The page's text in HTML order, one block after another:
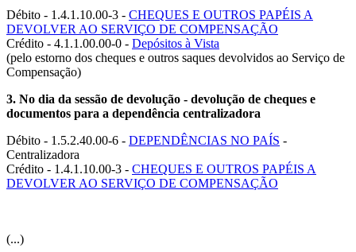
Débito - 1.4.1.10.00-3 - CHEQUES E OUTROS PAPÉIS A
DEVOLVER AO SERVIÇO DE COMPENSAÇÃO
Crédito - 4.1.1.00.00-0 - Depósitos à Vista
(pelo estorno dos cheques e outros saques devolvidos ao Serviço de
Compensação)
3. No dia da sessão de devolução - devolução de cheques e
documentos para a dependência centralizadora
Débito - 1.5.2.40.00-6 - DEPENDÊNCIAS NO PAÍS -
Centralizadora
Crédito - 1.4.1.10.00-3 - CHEQUES E OUTROS PAPÉIS A
DEVOLVER AO SERVIÇO DE COMPENSAÇÃO
(...)